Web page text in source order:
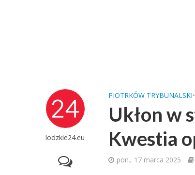
lodzkie24.eu
PIOTRKÓW TRYBUNALSKI•
Ukłon w
Kwestia
pon., 17 marca 2025